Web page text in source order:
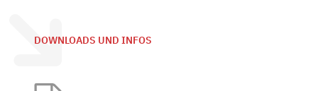
DOWNLOADS UND INFOS